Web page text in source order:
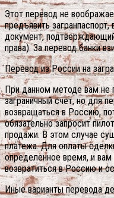
Этот перевод не
предъявить
документ,
права). За перевод банки
Перевод из России на
При данном методе вам не
заграничный счет, но для
возвращаться в Россию,
обязательно запросит
продажи. В этом случае
платежа. Для оплаты
определенное время, и
возвратиться в Россию и
Иные варианты перевода